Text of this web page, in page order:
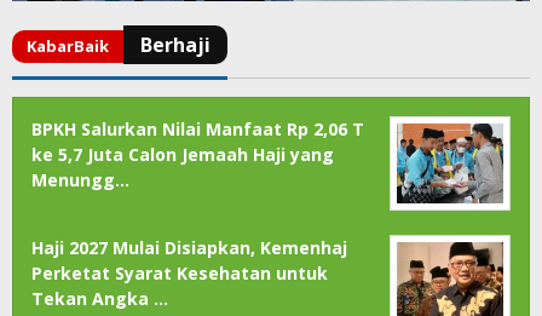
BPKH Salurkan Nilai Manfaat Rp 2,06 T
ke 5,7 Juta Calon Jemaah Haji yang
Menungg…
Haji 2027 Mulai Disiapkan, Kemenhaj
Perketat Syarat Kesehatan untuk
Tekan Angka …